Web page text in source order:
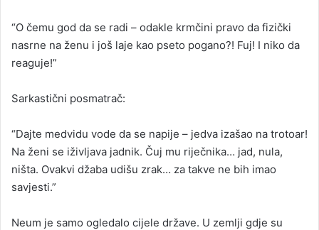
“O čemu god da se radi – odakle krmčini pravo da fizički
nasrne na ženu i još laje kao pseto pogano?! Fuj! I niko da
reaguje!”
Sarkastični posmatrač:
“Dajte medvidu vode da se napije – jedva izašao na trotoar!
Na ženi se iživljava jadnik. Čuj mu riječnika… jad, nula,
ništa. Ovakvi džaba udišu zrak… za takve ne bih imao
savjesti.”
Neum je samo ogledalo cijele države. U zemlji gdje su